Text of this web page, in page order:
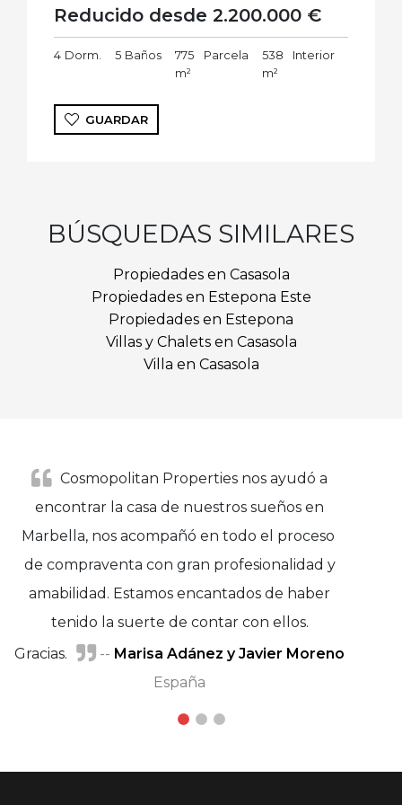
Reducido desde 2.200.000 €
4 Dorm. 5 Baños
775
m²
Parcela
538
m²
Interior
GUARDAR
BÚSQUEDAS SIMILARES
Propiedades en Casasola
Propiedades en Estepona Este
Propiedades en Estepona
Villas y Chalets en Casasola
Villa en Casasola
Cosmopolitan Properties nos ayudó a
encontrar la casa de nuestros sueños en
Marbella, nos acompañó en todo el proceso
de compraventa con gran profesionalidad y
amabilidad. Estamos encantados de haber
tenido la suerte de contar con ellos.
Gracias.
-- Marisa Adánez y Javier Moreno
España
Sufian Mrabet
Marie Petersen